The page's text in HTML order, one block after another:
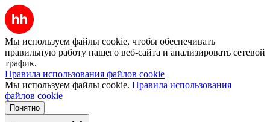
Мы используем файлы cookie, чтобы обеспечивать
правильную работу нашего веб-сайта и анализировать сетевой
трафик.
Правила использования файлов cookie
Мы используем файлы cookie. Правила использования
файлов cookie
Понятно